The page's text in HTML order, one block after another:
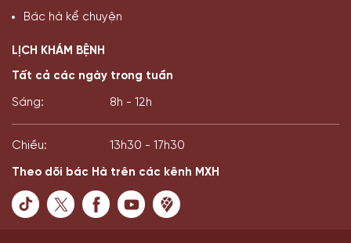
Bác hà kể chuyện
LỊCH KHÁM BỆNH
Tất cả các ngày trong tuần
Sáng: 8h - 12h
Chiều: 13h30 - 17h30
Theo dõi bác Hà trên các kênh MXH